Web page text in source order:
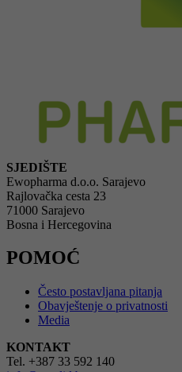
SJEDIŠTE
Ewopharma d.o.o. Sarajevo
Rajlovačka cesta 23
71000 Sarajevo
Bosna i Hercegovina
POMOĆ
Često postavljana pitanja
Obavještenje o privatnosti
Media
KONTAKT
Tel. +387 33 592 140